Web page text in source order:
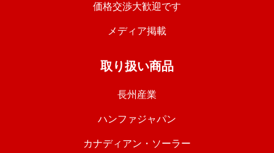
価格交渉大歓迎です
メディア掲載
取り扱い商品
長州産業
ハンファジャパン
カナディアン・ソーラー